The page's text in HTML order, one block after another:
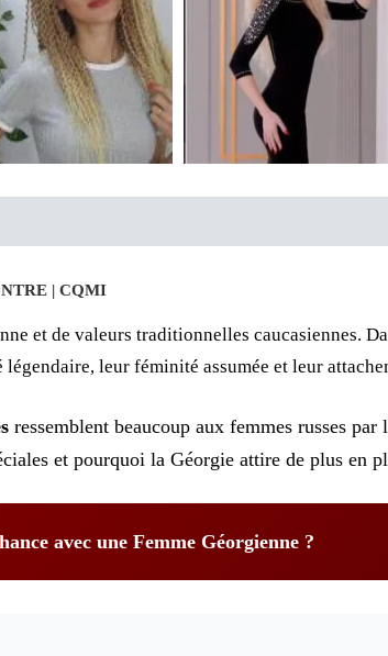
| CQMI
et de valeurs traditionnelles caucasiennes.
leur féminité assumée et leur
ressemblent beaucoup aux femmes russes
et pourquoi la Géorgie attire de plus en
avec une Femme Géorgienne ?